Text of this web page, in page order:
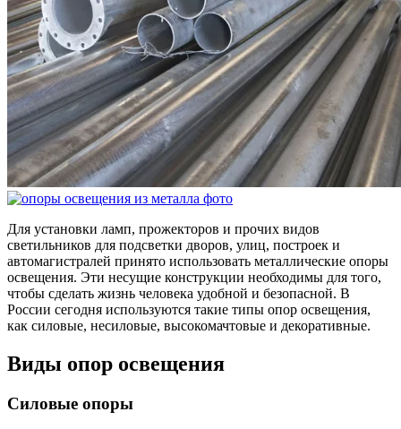
Для установки ламп, прожекторов и прочих видов
светильников для подсветки дворов, улиц, построек и
автомагистралей принято использовать металлические опоры
освещения. Эти несущие конструкции необходимы для того,
чтобы сделать жизнь человека удобной и безопасной. В
России сегодня используются такие типы опор освещения,
как силовые, несиловые, высокомачтовые и декоративные.
Виды опор освещения
Силовые опоры